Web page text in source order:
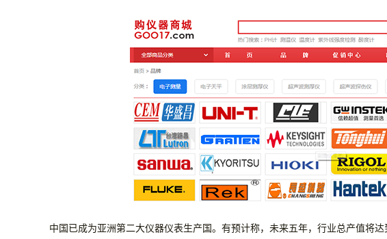
中国已成为亚洲第二大仪器仪表生产国。有预计称，未来五年，行业总产值将